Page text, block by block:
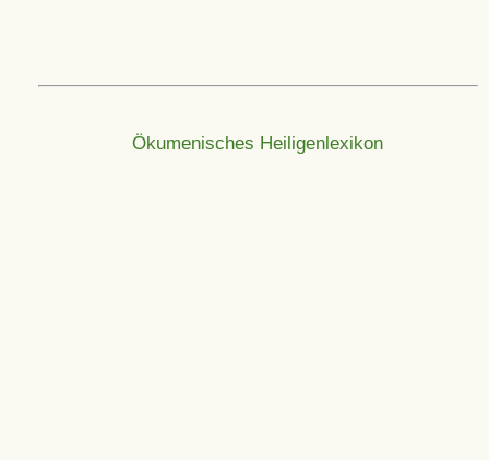
Ökumenisches Heiligenlexikon